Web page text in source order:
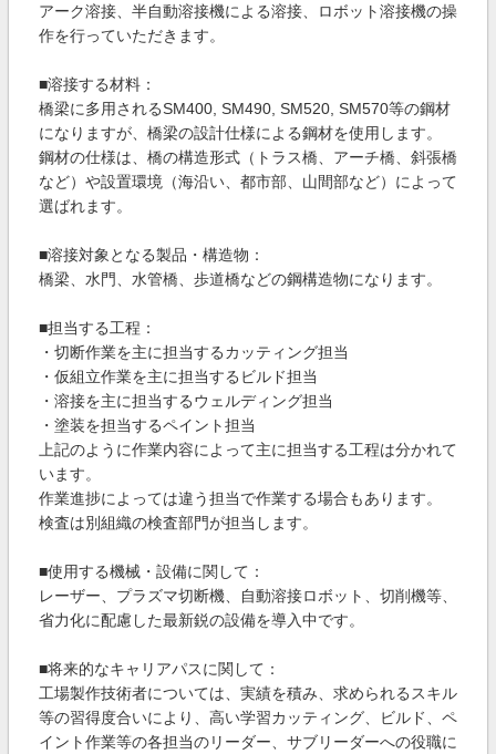
アーク溶接、半自動溶接機による溶接、ロボット溶接機の操
作を行っていただきます。
■溶接する材料：
橋梁に多用されるSM400, SM490, SM520, SM570等の鋼材
になりますが、橋梁の設計仕様による鋼材を使用します。
鋼材の仕様は、橋の構造形式（トラス橋、アーチ橋、斜張橋
など）や設置環境（海沿い、都市部、山間部など）によって
選ばれます。
■溶接対象となる製品・構造物：
橋梁、水門、水管橋、歩道橋などの鋼構造物になります。
■担当する工程：
・切断作業を主に担当するカッティング担当
・仮組立作業を主に担当するビルド担当
・溶接を主に担当するウェルディング担当
・塗装を担当するペイント担当
上記のように作業内容によって主に担当する工程は分かれて
います。
作業進捗によっては違う担当で作業する場合もあります。
検査は別組織の検査部門が担当します。
■使用する機械・設備に関して：
レーザー、プラズマ切断機、自動溶接ロボット、切削機等、
省力化に配慮した最新鋭の設備を導入中です。
■将来的なキャリアパスに関して：
工場製作技術者については、実績を積み、求められるスキル
等の習得度合いにより、高い学習カッティング、ビルド、ペ
イント作業等の各担当のリーダー、サブリーダーへの役職に